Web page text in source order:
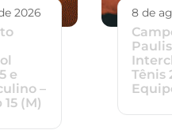
2026
e
–
15 (M)
8 de
Tênis